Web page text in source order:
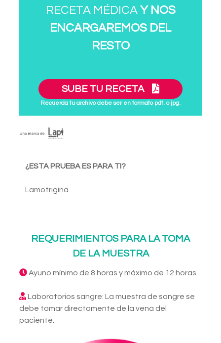
RECETA MÉDICA Y NOS
ENCARGAREMOS DEL
RESTO
SUBE TU RECETA
Recuerda tu archivo debe ser en formato pdf. o jpg.
¿ESTA PRUEBA ES PARA TI?
Lamotrigina
REQUERIMIENTOS PARA LA TOMA
DE LA MUESTRA
Ayuno mínimo de 8 horas y máximo de 12 horas
Laboratorios sangre: La muestra de sangre se
debe tomar directamente de la vena del
paciente.